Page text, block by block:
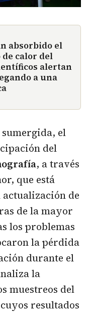
absorbido el
de calor del
alertan
a una
sumergida, el
del
, a través
que está
actualización de
de la mayor
los problemas
la pérdida
durante el
la
muestreos del
resultados